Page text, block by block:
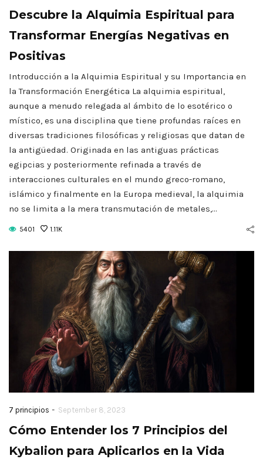
Descubre la Alquimia Espiritual para
Transformar Energías Negativas en
Positivas
Introducción a la Alquimia Espiritual y su Importancia en
la Transformación Energética La alquimia espiritual,
aunque a menudo relegada al ámbito de lo esotérico o
místico, es una disciplina que tiene profundas raíces en
diversas tradiciones filosóficas y religiosas que datan de
la antigüedad. Originada en las antiguas prácticas
egipcias y posteriormente refinada a través de
interacciones culturales en el mundo greco-romano,
islámico y finalmente en la Europa medieval, la alquimia
no se limita a la mera transmutación de metales,…
5401 1.11K
7 principios - September 8, 2023
Cómo Entender los 7 Principios del
Kybalion para Aplicarlos en la Vida